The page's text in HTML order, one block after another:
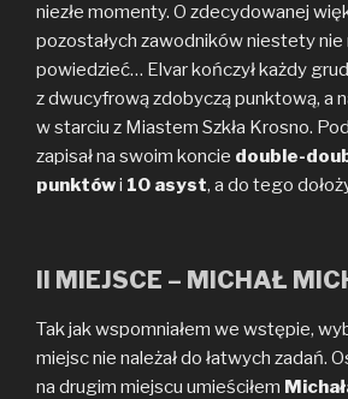
niezłe momenty. O zdecydowanej
pozostałych zawodników niestety
powiedzieć… Elvar kończył każdy
z dwucyfrową zdobyczą punktową, a
w starciu z Miastem Szkła Krosno.
zapisał na swoim koncie double-
punktówi 10 asyst, a do tego
II MIEJSCE – MICHAŁ
Tak jak wspomniałem we wstępie,
miejsc nie należał do łatwych zadań.
na drugim miejscu umieściłem